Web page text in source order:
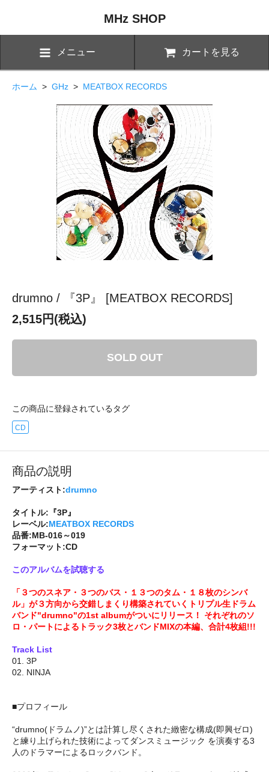
MHz SHOP
メニュー カートを見る
ホーム > GHz > MEATBOX RECORDS
drumno / 『3P』 [MEATBOX RECORDS]
2,515円(税込)
SOLD OUT
この商品に登録されているタグ
CD
商品の説明
アーティスト:drumno
タイトル:『3P』
レーベル:MEATBOX RECORDS
品番:MB-016～019
フォーマット:CD
このアルバムを試聴する
「３つのスネア・３つのバス・１３つのタム・１８枚のシンバ
ル」が３方向から交錯しまくり構築されていくトリプル生ドラム
バンド"drumno"の1st albumがついにリリース！ それぞれのソ
ロ・パートによるトラック3枚とバンドMIXの本編、合計4枚組!!!
Track List
01. 3P
02. NINJA
■プロフィール
“drumno(ドラムノ)”とは計算し尽くされた緻密な構成(即興ゼロ)
と練り上げられた技術によってダンスミュージック を演奏する3
人のドラマーによるロックバンド。